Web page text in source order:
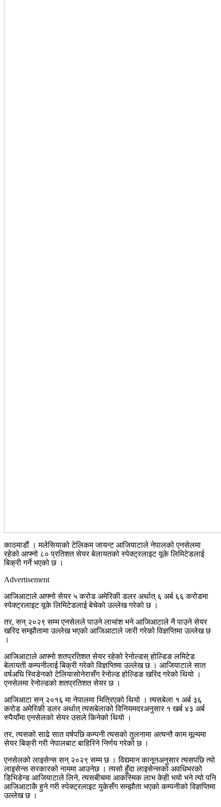
काठमाडौं । मलेसियाको टेलिकम जायन्ट आजियाटाले नेपालको एनसेलमा
रहेको आफ्नो ८० प्रतिशत सेयर बेलायतको स्पेक्ट्रलाइट यूके लिमिटेडलाई
बिक्री गर्ने भएको छ ।
Advertisement
आजिआटाले आफ्नो सेयर ५ करोड अमेरिकी डलर अर्थात् ६ अर्ब ६६ करोडमा
स्पेक्ट्रलाइट यूके लिमिटेडलाई बेचेको उल्लेख गरेको छ ।
तर, सन् २०२९ सम्म एनसेलले पाउने लाभांश भने आजिआटाले नै पाउने सेयर
खरिद सम्झौतामा उल्लेख भएको आजिआटाले जारी गरेको विज्ञप्तिमा उल्लेख छ
।
आजिआटाले आफ्नो शतप्रतिशत सेयर रहेको रेनोल्डस् होल्डिङ लमिटेड
बेलायती कम्पनीलाई बिक्री गरेको विज्ञप्तिमा उल्लेख छ । आजियाटाले सात
वर्षअघि स्विडेनको टेलियासोनेरासँग रेनोल्ड होल्डिङ खरिद गरेको थियो ।
एनसेलमा रेनोल्डको शतप्रतिशत सेयर छ ।
आजिआटा सन् २०१६ मा नेपालमा भित्रिएको थियो । त्यसबेला १ अर्ब ३६
करोड अमेरिकी डलर अर्थात् त्यसबेलाको विनियमदरअनुसार १ खर्ब ४३ अर्ब
रुपैयाँमा एनसेलको सेयर उसले किनेको थियो ।
तर, त्यसको साढे सात वर्षपछि कम्पनी त्यसको तुलनामा अत्यन्तै काम मूल्यमा
सेयर बिक्री गरी नेपालबाट बाहिरिने निर्णय गरेको छ ।
एनसेलको लाइसेन्स सन् २०२९ सम्म छ । विद्यमान कानूनअनुसार त्यसपछि त्यो
लाइसेन्स सरकारको नाममा आउनेछ । त्यसो हुँदा लाइसेन्सको अवधिभरको
डिभिडेन्ड आजियाटाले लिने, त्यसबीचमा आकस्मिक लाभ केही भयो भने त्यो पनि
आजिआटाकै हुने गरी स्पेक्ट्रलाइट युकेसँग सम्झौता भएको कम्पनीको विज्ञप्तिमा
उल्लेख छ ।